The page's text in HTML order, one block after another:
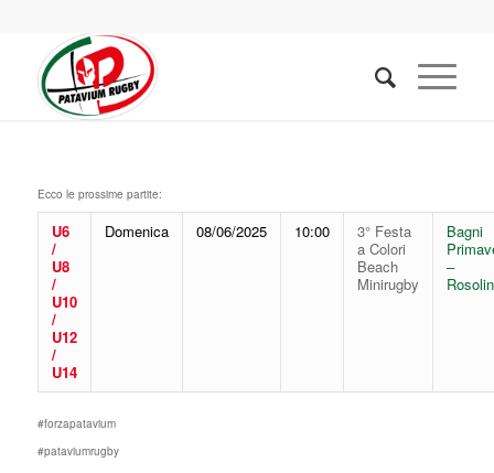
Ecco le prossime partite:
U6
/
U8
/
U10
/
U12
/
U14
Domenica 08/06/2025 10:00
3° Festa
a Colori
Beach
Minirugby
Bagni
–
#forzapatavium
#pataviumrugby